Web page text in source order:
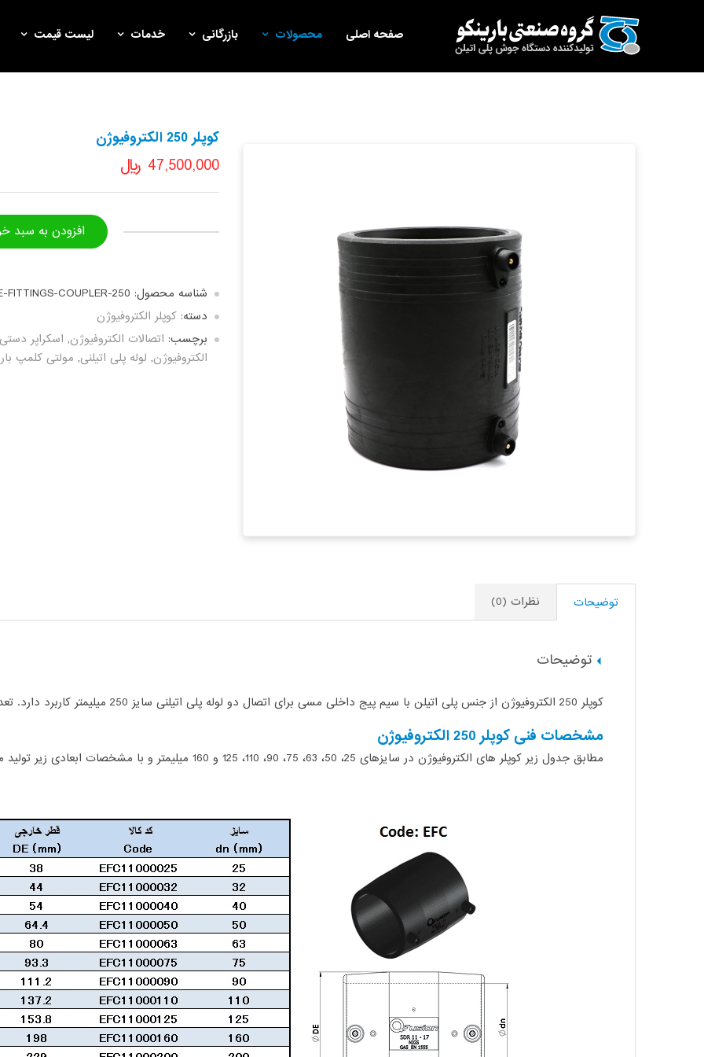
صفحه اصلی
محصولات بازرگانی خدمات لیست قیمت
کوپلر 250 الکتروفیوژن
﷼ 47,500,000
افزودن به سبد
شناسه محصول: FITTINGS-COUPLER-250
دسته: کوپلر الکتروفیوژن
برچسب: اتصالات الکتروفیوژن, اسکراپر دستی
الکتروفیوژن, لوله پلی اتیلنی, مولتی کلمپ
توضیحات نظرات (0)
توضیحات
کوپلر 250 الکتروفیوژن از جنس پلی اتیلن با سیم پیج داخلی مسی برای اتصال دو لوله پلی اتیلنی سایز 250 میلیمتر کاربرد دارد. تعداد آن در هر کارتن 4 عدد می باشد.
مشخصات فنی کوپلر 250 الکتروفیوژن
مطابق جدول زیر کوپلر های الکتروفیوژن در سایزهای 25، 50، 63، 75، 90، 110، 125 و 160 میلیمتر و با مشخصات ابعادی زیر تولید می شوند.